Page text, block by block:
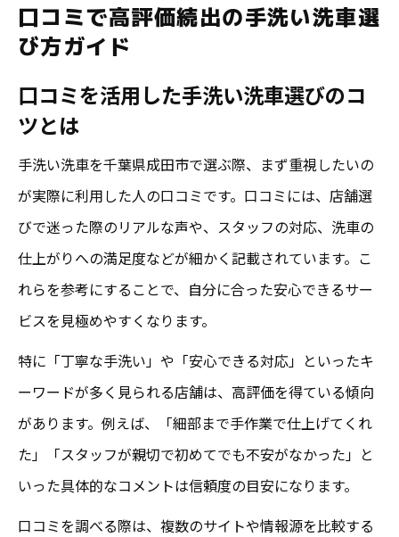
口コミで高評価続出の手洗い洗車選
び方ガイド
口コミを活用した手洗い洗車選びのコ
ツとは
手洗い洗車を千葉県成田市で選ぶ際、まず重視したいの
が実際に利用した人の口コミです。口コミには、店舗選
びで迷った際のリアルな声や、スタッフの対応、洗車の
仕上がりへの満足度などが細かく記載されています。こ
れらを参考にすることで、自分に合った安心できるサー
ビスを見極めやすくなります。
特に「丁寧な手洗い」や「安心できる対応」といったキ
ーワードが多く見られる店舗は、高評価を得ている傾向
があります。例えば、「細部まで手作業で仕上げてくれ
た」「スタッフが親切で初めてでも不安がなかった」と
いった具体的なコメントは信頼度の目安になります。
口コミを調べる際は、複数のサイトや情報源を比較する